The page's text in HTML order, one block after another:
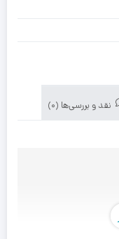
نقد و بررسی‌ها (0)